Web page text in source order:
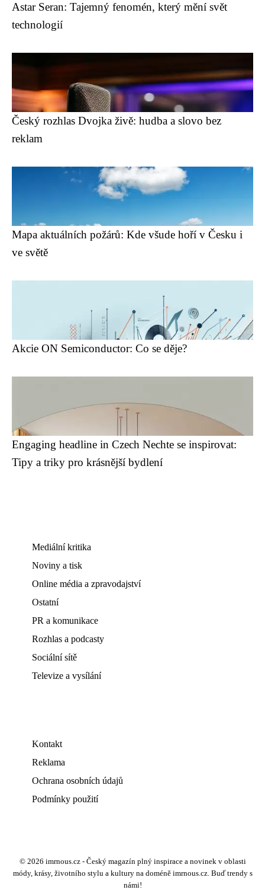
Astar Seran: Tajemný fenomén, který mění svět
technologií
Český rozhlas Dvojka živě: hudba a slovo bez
reklam
Mapa aktuálních požárů: Kde všude hoří v Česku i
ve světě
Akcie ON Semiconductor: Co se děje?
Engaging headline in Czech Nechte se inspirovat:
Tipy a triky pro krásnější bydlení
Mediální kritika
Noviny a tisk
Online média a zpravodajství
Ostatní
PR a komunikace
Rozhlas a podcasty
Sociální sítě
Televize a vysílání
Kontakt
Reklama
Ochrana osobních údajů
Podmínky použití
© 2026 imrnous.cz - Český magazín plný inspirace a novinek v oblasti
módy, krásy, životního stylu a kultury na doméně imrnous.cz. Buď trendy s
námi!